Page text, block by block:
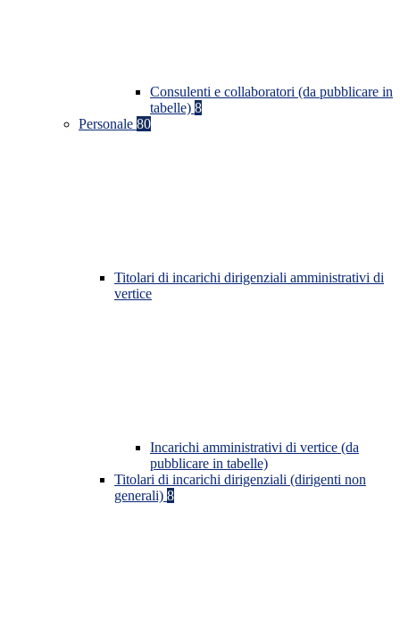
Consulenti e collaboratori (da pubblicare in
tabelle) 8
Personale 80
Titolari di incarichi dirigenziali amministrativi di
vertice
Incarichi amministrativi di vertice (da
pubblicare in tabelle)
Titolari di incarichi dirigenziali (dirigenti non
generali) 8